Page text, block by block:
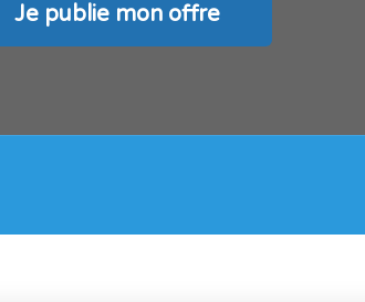
Je publie mon offre